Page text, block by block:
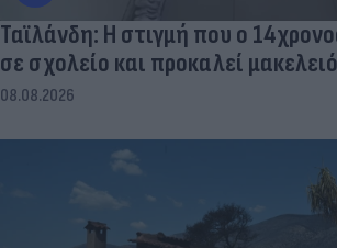
Ταϊλάνδη: Η στιγμή που ο
σε σχολείο και προκαλεί μακελειό
08.08.2026